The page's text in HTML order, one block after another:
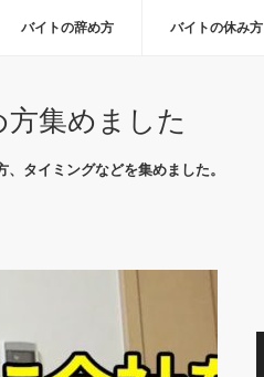
バイトの辞め方 バイトの休み方
集めました
タイミングなどを集めました。